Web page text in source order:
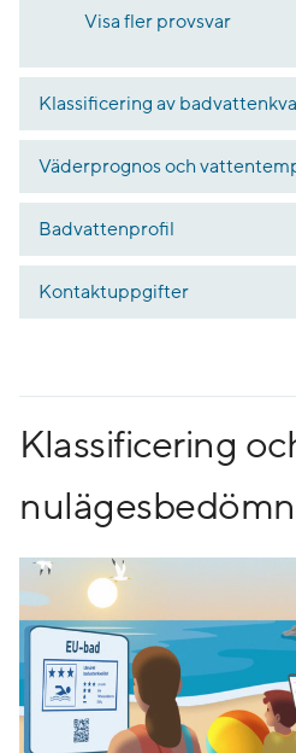
Visa fler provsvar
Klassificering av
Väderprognos och
Badvattenprofil
Kontaktuppgifter
Klassificering